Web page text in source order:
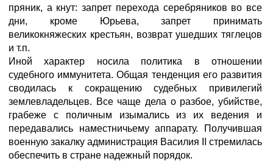
пряник, а кнут: запрет перехода серебряников во все
дни, кроме Юрьева, запрет принимать
великокняжеских крестьян, возврат ушедших тяглецов
и т.п.
Иной характер носила политика в отношении
судебного иммунитета. Общая тенденция его развития
сводилась к сокращению судебных привилегий
землевладельцев. Все чаще дела о разбое, убийстве,
грабеже с поличным изымались из их ведения и
передавались наместничьему аппарату. Получившая
военную закалку администрация Василия II стремилась
обеспечить в стране надежный порядок.